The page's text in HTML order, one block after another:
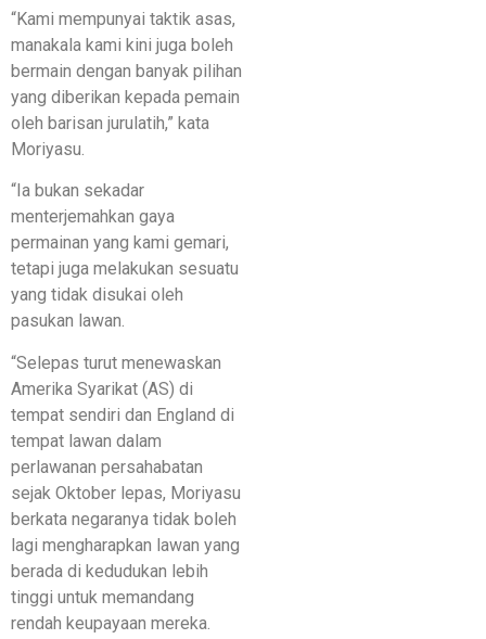
“Kami mempunyai taktik asas,
manakala kami kini juga boleh
bermain dengan banyak pilihan
yang diberikan kepada pemain
oleh barisan jurulatih,” kata
Moriyasu.
“Ia bukan sekadar
menterjemahkan gaya
permainan yang kami gemari,
tetapi juga melakukan sesuatu
yang tidak disukai oleh
pasukan lawan.
“Selepas turut menewaskan
Amerika Syarikat (AS) di
tempat sendiri dan England di
tempat lawan dalam
perlawanan persahabatan
sejak Oktober lepas, Moriyasu
berkata negaranya tidak boleh
lagi mengharapkan lawan yang
berada di kedudukan lebih
tinggi untuk memandang
rendah keupayaan mereka.